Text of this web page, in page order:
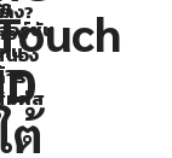
ต้
การ
ทดสอบ
อร์ชัน
น
ง
อบ
อง
าร
มผัส
ง?